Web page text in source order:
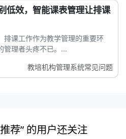
低效，智能课表管理让排课
排课工作作为教学管理的重要环
管理者头疼不已。...
教培机构管理系统常见问题
荐” 的用户还关注